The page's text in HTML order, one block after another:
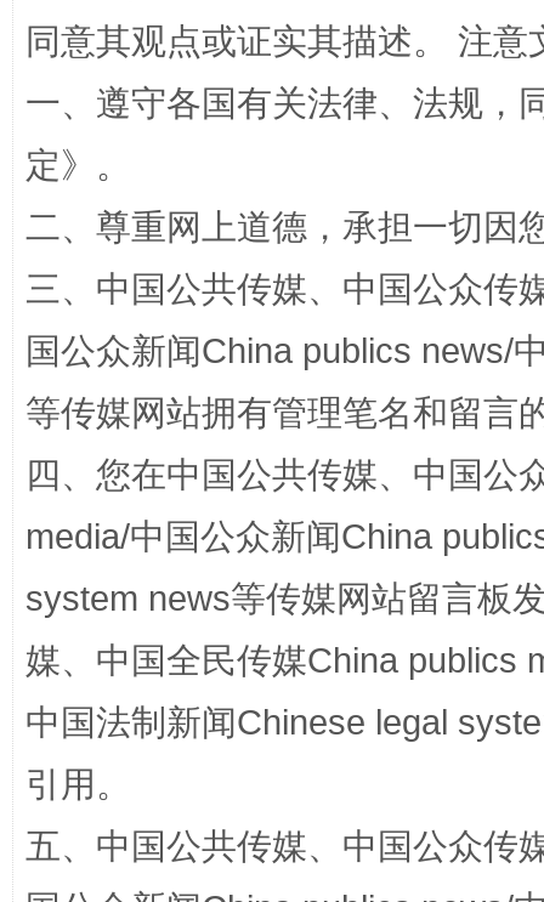
解纷+调解+退费，一次搞定
站台名比不上好声名
漫山遍野的桃花与雪山、麦地、白藏房 除
同意其观点或证实其描述。 注
一、遵守各国有关法律、法规，
定》。
二、尊重网上道德，承担一切因
三、中国公共传媒、中国公众传
国公众新闻China publics news/
等传媒网站拥有管理笔名和留言
四、您在中国公共传媒、中国公
media/中国公众新闻China
system news等传媒网站留言板
媒、中国全民传媒China publics
中国法制新闻Chinese legal
引用。
五、中国公共传媒、中国公众传